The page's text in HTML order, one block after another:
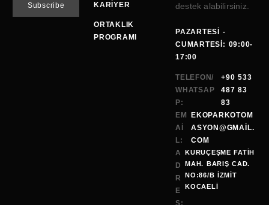
KARIYER
ORTAKLIK
PROGRAMI
destek alabilirsiniz.
PAZARTESI -
CUMARTESI: 09:00-
17:00
TELEFON/
WHATSAP
P:
+90 533
487 83
83
EM
AI
L:
EKOPARKOTOM
ASYON@GMAİL.
COM
A
D
R
E
S:
KURUÇEŞME FATİH
MAH. BARIŞ CAD.
NO:86/B İZMİT
KOCAELI